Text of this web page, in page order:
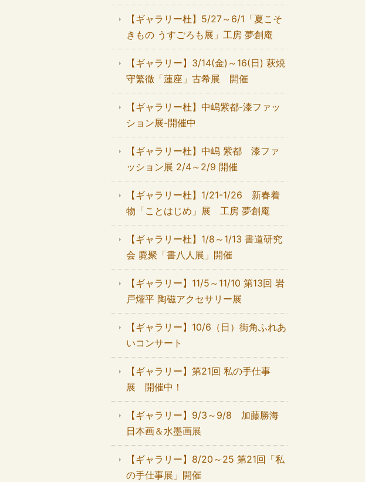
【ギャラリー杜】5/27～6/1「夏こそ
きもの うすごろも展」工房 夢創庵
【ギャラリー】3/14(金)～16(日) 萩焼
守繁徹「蓮座」古希展 開催
【ギャラリー杜】中嶋紫都-漆ファッ
ション展-開催中
【ギャラリー杜】中嶋 紫都 漆ファ
ッション展 2/4～2/9 開催
【ギャラリー杜】1/21-1/26 新春着
物「ことはじめ」展 工房 夢創庵
【ギャラリー杜】1/8～1/13 書道研究
会 麑聚「書八人展」開催
【ギャラリー】11/5～11/10 第13回 岩
戸燿平 陶磁アクセサリー展
【ギャラリー】10/6（日）街角ふれあ
いコンサート
【ギャラリー】第21回 私の手仕事
展 開催中！
【ギャラリー】9/3～9/8 加藤勝海
日本画＆水墨画展
【ギャラリー】8/20～25 第21回「私
の手仕事展」開催